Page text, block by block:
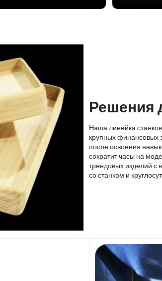
Решения
Наша линейка
крупных финансовых
после освоения
сократит часы на
трендовых изделий с
со станком и